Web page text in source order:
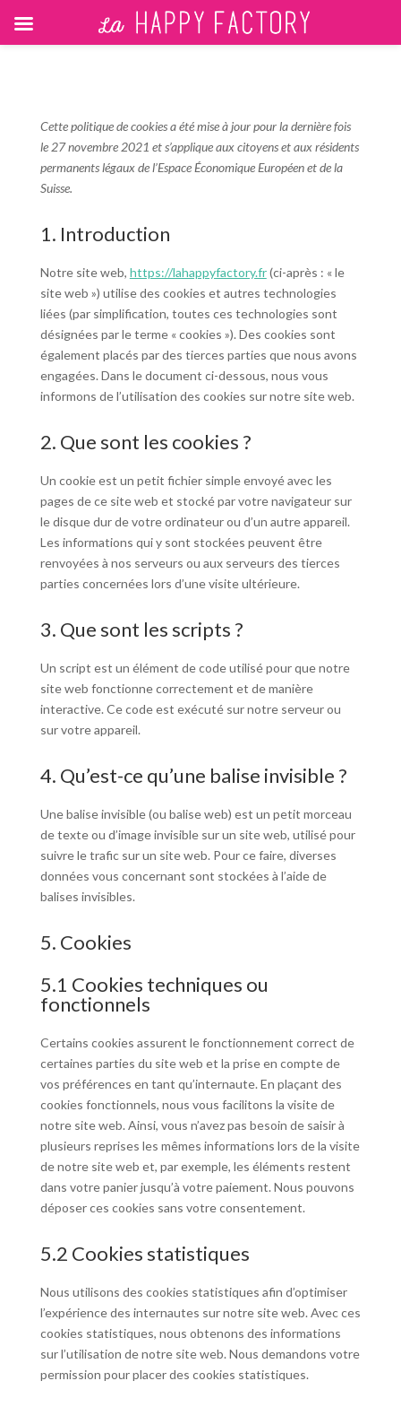
Cette politique de cookies a été mise à jour pour la dernière fois
le 27 novembre 2021 et s’applique aux citoyens et aux résidents
permanents légaux de l’Espace Économique Européen et de la
Suisse.
1. Introduction
Notre site web, https://lahappyfactory.fr(ci-après : « le
site web ») utilise des cookies et autres technologies
liées (par simplification, toutes ces technologies sont
désignées par le terme « cookies »). Des cookies sont
également placés par des tierces parties que nous avons
engagées. Dans le document ci-dessous, nous vous
informons de l’utilisation des cookies sur notre site web.
2. Que sont les cookies ?
Un cookie est un petit fichier simple envoyé avec les
pages de ce site web et stocké par votre navigateur sur
le disque dur de votre ordinateur ou d’un autre appareil.
Les informations qui y sont stockées peuvent être
renvoyées à nos serveurs ou aux serveurs des tierces
parties concernées lors d’une visite ultérieure.
3. Que sont les scripts ?
Un script est un élément de code utilisé pour que notre
site web fonctionne correctement et de manière
interactive. Ce code est exécuté sur notre serveur ou
sur votre appareil.
4. Qu’est-ce qu’une balise invisible ?
Une balise invisible (ou balise web) est un petit morceau
de texte ou d’image invisible sur un site web, utilisé pour
suivre le trafic sur un site web. Pour ce faire, diverses
données vous concernant sont stockées à l’aide de
balises invisibles.
5. Cookies
5.1 Cookies techniques ou
fonctionnels
Certains cookies assurent le fonctionnement correct de
certaines parties du site web et la prise en compte de
vos préférences en tant qu’internaute. En plaçant des
cookies fonctionnels, nous vous facilitons la visite de
notre site web. Ainsi, vous n’avez pas besoin de saisir à
plusieurs reprises les mêmes informations lors de la visite
de notre site web et, par exemple, les éléments restent
dans votre panier jusqu’à votre paiement. Nous pouvons
déposer ces cookies sans votre consentement.
5.2 Cookies statistiques
Nous utilisons des cookies statistiques afin d’optimiser
l’expérience des internautes sur notre site web. Avec ces
cookies statistiques, nous obtenons des informations
sur l’utilisation de notre site web. Nous demandons votre
permission pour placer des cookies statistiques.